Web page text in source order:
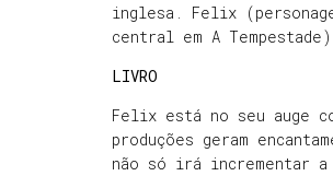
inglesa. Felix
central em A
LIVRO
Felix está no seu auge
produções geram
não só irá incrementar a